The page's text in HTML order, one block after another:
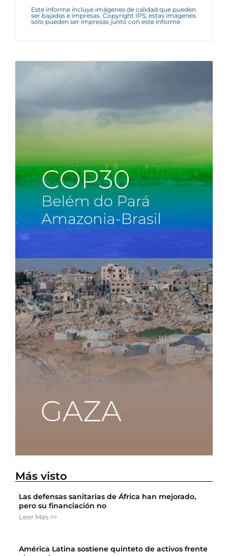
Este informe incluye imágenes de calidad que pueden
ser bajadas e impresas. Copyright IPS, estas imágenes
sólo pueden ser impresas junto con este informe
Más visto
Las defensas sanitarias de África han mejorado,
pero su financiación no
Leer Más >>
América Latina sostiene quinteto de activos frente